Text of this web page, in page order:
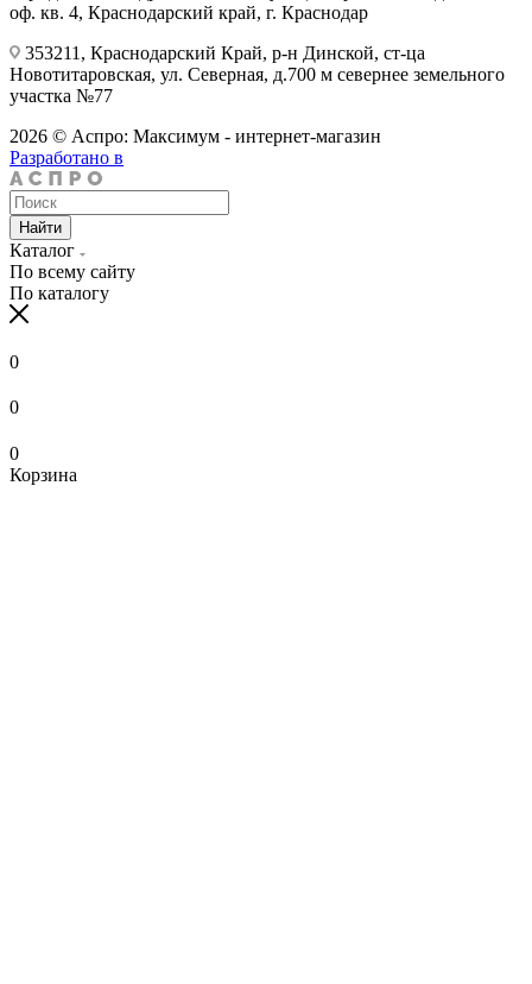
оф. кв. 4, Краснодарский край, г. Краснодар
353211, Краснодарский Край, р-н Динской, ст-ца
Новотитаровская, ул. Северная, д.700 м севернее земельного
участка №77
2026 © Аспро: Максимум - интернет-магазин
Разработано в
Найти
Каталог
По всему сайту
По каталогу
0
0
0
Корзина